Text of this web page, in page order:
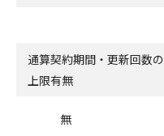
通算契約期間・更新回数の
上限有無
無